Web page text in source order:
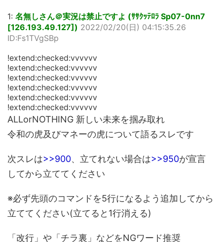
1: 名無しさん＠実況は禁止ですよ (ｻｻｸｯﾃﾛﾗ Sp07-0nn7
[126.193.49.127]) 2022/02/20(日) 04:15:35.26
ID:Fs1TVgSBp
!extend:checked:vvvvvv
!extend:checked:vvvvvv
!extend:checked:vvvvvv
!extend:checked:vvvvvv
!extend:checked:vvvvvv
!extend:checked:vvvvvv
ALLorNOTHING 新しい未来を掴み取れ
令和の虎及びマネーの虎について語るスレです
次スレは>>900、立てれない場合は>>950が宣言
してから立ててください
※必ず先頭のコマンドを5行になるよう追加してから
立ててください(立てると1行消える)
「改行」や「チラ裏」などをNGワード推奨